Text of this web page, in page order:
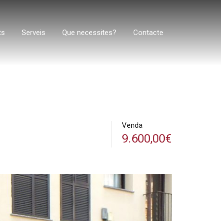
Serveis Que necessites? Contacte
Venda
9.600,00€